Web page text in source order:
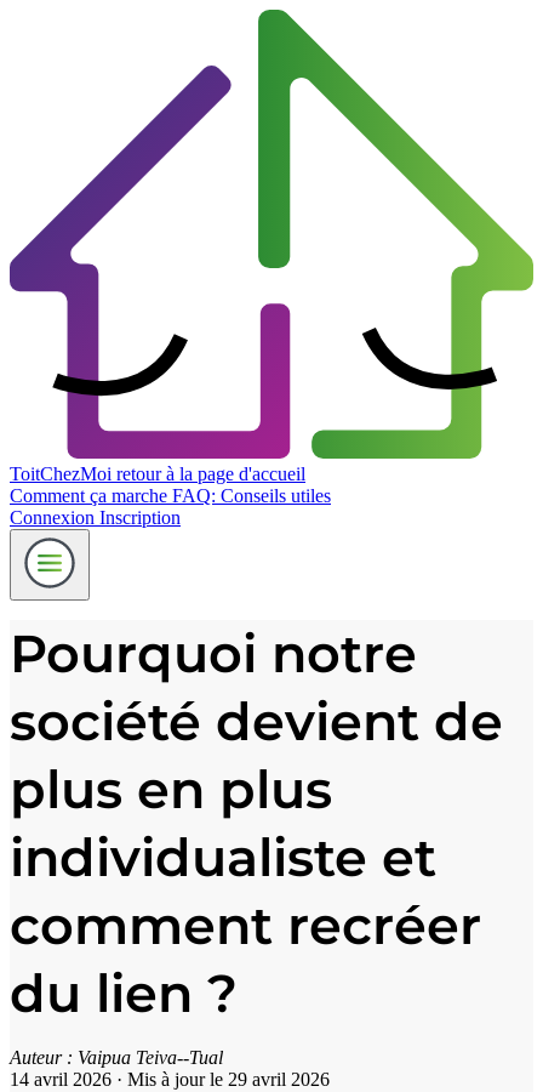
ToitChezMoi retour à la page d'accueil
Comment ça marche FAQ: Conseils utiles
Connexion Inscription
Pourquoi notre
société devient de
plus en plus
individualiste et
comment recréer
du lien ?
Auteur : Vaipua Teiva--Tual
14 avril 2026 · Mis à jour le 29 avril 2026